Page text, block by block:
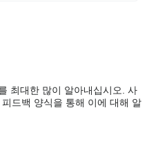
최대한 많이 알아내십시오. 사
드백 양식을 통해 이에 대해 알